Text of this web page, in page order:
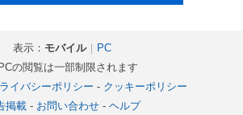
表示： モバイル｜ PC
の閲覧は一部制限されます
イバシーポリシー - クッキーポリシー
掲載- お問い合わせ- ヘルプ